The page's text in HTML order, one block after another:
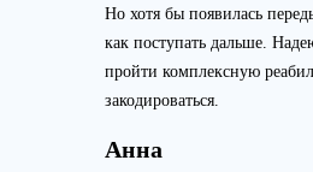
Но хотя бы появилась
как поступать дальше.
пройти комплексную
закодироваться.
Анна